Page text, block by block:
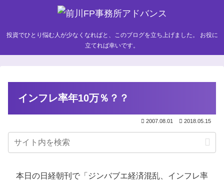
投資でひとり悩む人が少なくなればと、このブログを立ち上げました。 お役に
立てれば幸いです。
インフレ率年10万％？？
2007.08.01 2018.05.15
本日の日経朝刊で「ジンバブエ経済混乱、インフレ率